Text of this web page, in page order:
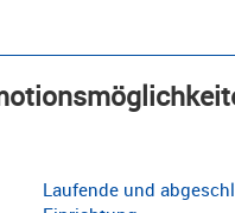
Laufende und